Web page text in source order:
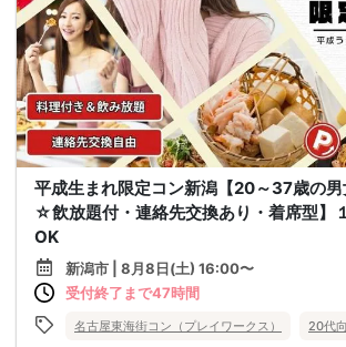
平成生まれ限定コン新潟【20～37歳の
☆飲放題付・連絡先交換あり・着席型】
OK
新潟市 | 8月8日(土) 16:00〜
受付終了まで47時間
名古屋東海街コン（プレイワークス） 20代